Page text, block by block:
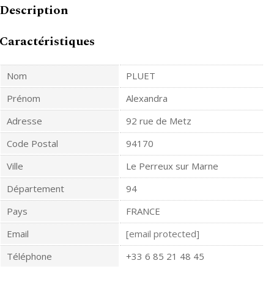
Description
Caractéristiques
Nom
PLUET
Prénom
Alexandra
Adresse
92 rue de Metz
Code Postal
94170
Ville
Le Perreux sur Marne
Département
94
Pays
FRANCE
Email
[email protected]
Téléphone
+33 6 85 21 48 45